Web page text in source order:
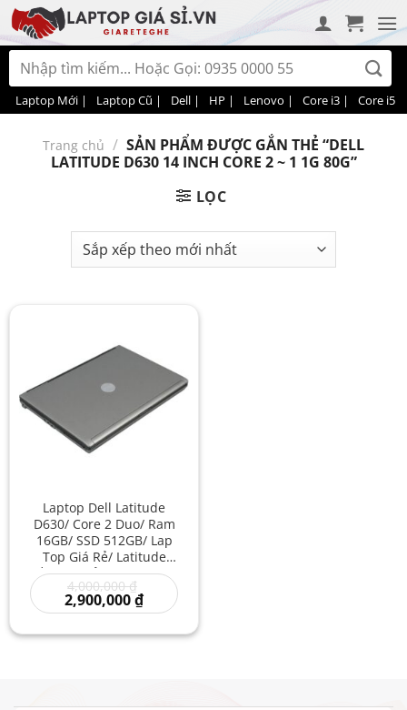
Bỏ
qua
nội
dung
Tìm
kiếm:
Laptop Mới | Laptop Cũ | Dell | HP | Lenovo | Core i3 | Core i5 |
Trang chủ / SẢN PHẨM ĐƯỢC GẮN THẺ “DELL
LATITUDE D630 14 INCH CORE 2 ~ 1 1G 80G”
LỌC
Laptop Dell Latitude
D630/ Core 2 Duo/ Ram
16GB/ SSD 512GB/ Lap
Top Giá Rẻ/ Latitude
Bền Giá Rẻ/ Laptop Dell
Cao Cấp Giá Tốt
4,000,000₫
gốc
là:
2,900,000₫Giá
hiện
là: